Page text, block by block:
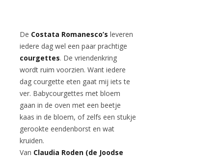
De Costata Romanesco’s leveren
iedere dag wel een paar prachtige
courgettes. De vriendenkring
wordt ruim voorzien. Want iedere
dag courgette eten gaat mij iets te
ver. Babycourgettes met bloem
gaan in de oven met een beetje
kaas in de bloem, of zelfs een stukje
gerookte eendenborst en wat
kruiden.
Van Claudia Roden (de Joodse